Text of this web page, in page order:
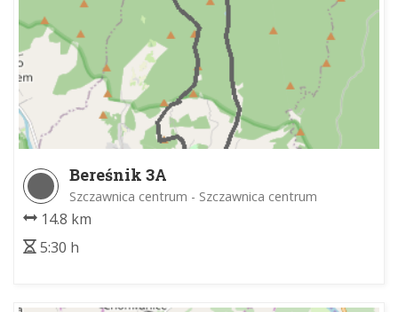
Bereśnik 3A
Szczawnica centrum - Szczawnica centrum
14.8 km
5:30 h